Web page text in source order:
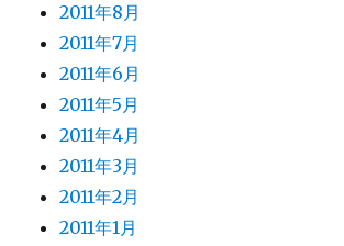
2011年8月
2011年7月
2011年6月
2011年5月
2011年4月
2011年3月
2011年2月
2011年1月